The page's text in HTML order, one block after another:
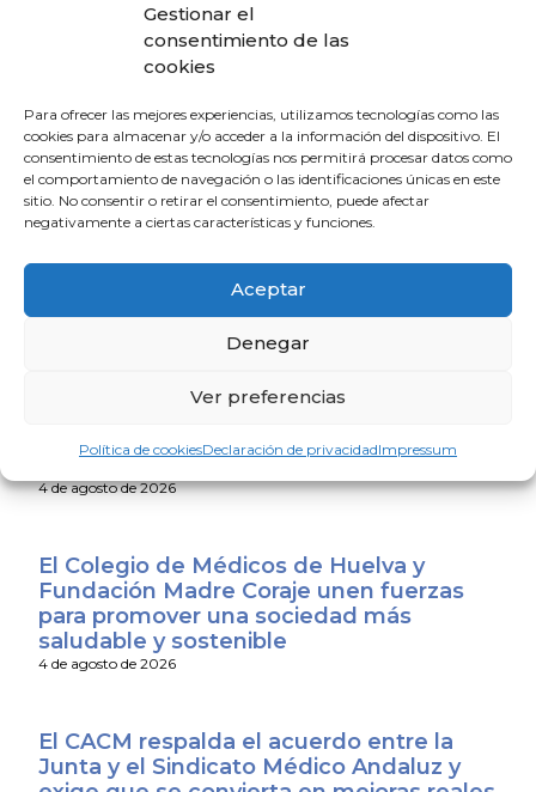
Gestionar el
consentimiento de las
cookies
Para ofrecer las mejores experiencias, utilizamos tecnologías como las
cookies para almacenar y/o acceder a la información del dispositivo. El
consentimiento de estas tecnologías nos permitirá procesar datos como
el comportamiento de navegación o las identificaciones únicas en este
sitio. No consentir o retirar el consentimiento, puede afectar
negativamente a ciertas características y funciones.
Aceptar
Denegar
Ver preferencias
Política de cookiesDeclaración de privacidadImpressum
trata de entidades sociosantiarias con un alto nivel de
calidad desde el punto de vista psicosocial y asistencial
y en la actualidad son ya una necesidad.
Uno de los mensajes de estas organizaciones se dirigió
a las administraciones, ya que consideran
imprescindible que estas tomen conciencia de lo que
aportan a familias y pacientes y contribuyan a impulsar
su presencia en otros puntos de la geografía española.
Fundaciones y asociaciones en las que las familias
forman parte y donde estas aportan siempre
necesidades de mejora que les ayuda a evolucionar.
La Escuela de Verano Sénior cierra su
programación con una charla sobre
sexualidad y suelo pélvico en las
personas mayores
4 de agosto de 2026
El Colegio de Médicos de Huelva y
Fundación Madre Coraje unen fuerzas
para promover una sociedad más
saludable y sostenible
4 de agosto de 2026
El CACM respalda el acuerdo entre la
Junta y el Sindicato Médico Andaluz y